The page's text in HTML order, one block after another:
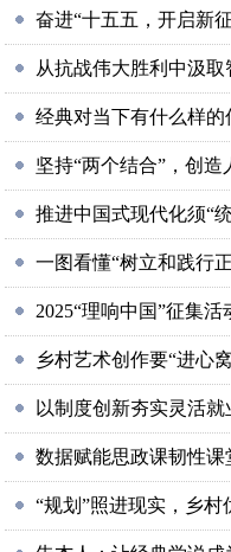
奋进“十五五，开启新
从抗战伟大胜利中汲
经典对当下有什么样的
坚持“两个结合”，创
推进中国式现代化须“
一图看懂“树立和践行
2025“理响中国”征集
乡村艺术创作要“进心
以制度创新夯实灵活
数据赋能思政课韧性课
“规划”照进现实，乡村